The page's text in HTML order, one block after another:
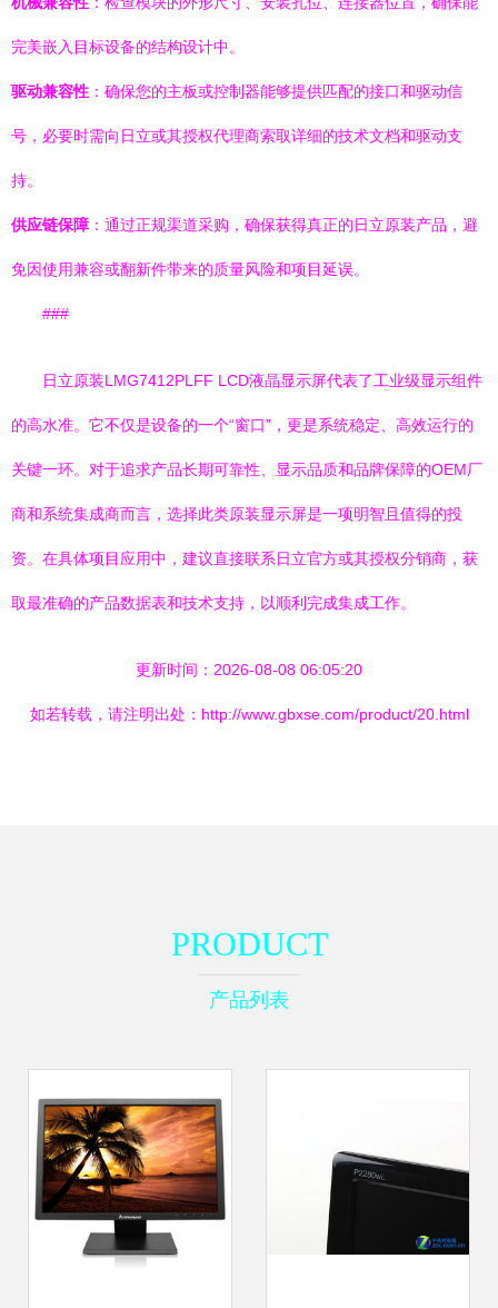
完美嵌入目标设备的结构设计中。
驱动兼容性 ：确保您的主板或控制器能够提供匹配的接口和驱动信
号，必要时需向日立或其授权代理商索取详细的技术文档和驱动支
持。
供应链保障 ：通过正规渠道采购，确保获得真正的日立原装产品，避
免因使用兼容或翻新件带来的质量风险和项目延误。
###
日立原装LMG7412PLFF LCD液晶显示屏代表了工业级显示组件
的高水准。它不仅是设备的一个“窗口”，更是系统稳定、高效运行的
关键一环。对于追求产品长期可靠性、显示品质和品牌保障的OEM厂
商和系统集成商而言，选择此类原装显示屏是一项明智且值得的投
资。在具体项目应用中，建议直接联系日立官方或其授权分销商，获
取最准确的产品数据表和技术支持，以顺利完成集成工作。
更新时间：2026-08-08 06:05:20
如若转载，请注明出处：http://www.gbxse.com/product/20.html
PRODUCT
产品列表